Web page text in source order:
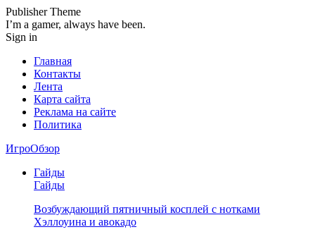
Publisher Theme
I’m a gamer, always have been.
Sign in
Главная
Контакты
Лента
Карта сайта
Реклама на сайте
Политика
ИгроОбзор
Гайды
Гайды
Возбуждающий пятничный косплей с нотками
Хэллоуина и авокадо